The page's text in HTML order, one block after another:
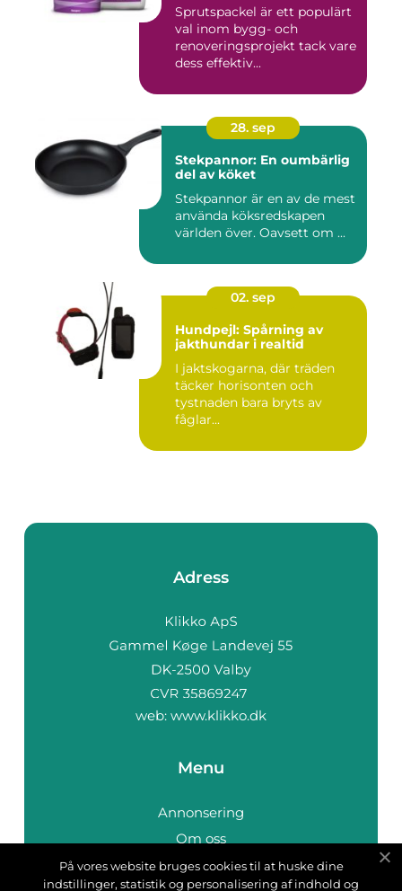
Sprutspackel är ett populärt
val inom bygg- och
renoveringsprojekt tack vare
dess effektiv...
28. sep
Stekpannor: En oumbärlig
del av köket
Stekpannor är en av de mest
använda köksredskapen
världen över. Oavsett om ...
02. sep
Hundpejl: Spårning av
jakthundar i realtid
I jaktskogarna, där träden
täcker horisonten och
tystnaden bara bryts av
fåglar...
Adress
web: www.klikko.dk
Menu
Annonsering
Om oss
Cookies
På vores website bruges cookies til at huske dine
indstillinger, statistik og personalisering af indhold og